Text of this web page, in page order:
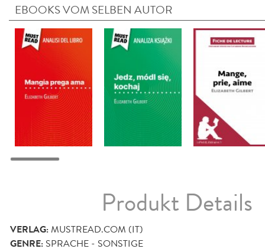
EBOOKS VOM SELBEN AUTOR
Produkt Details
VERLAG:MUSTREAD.COM (IT)
GENRE: SPRACHE - SONSTIGE